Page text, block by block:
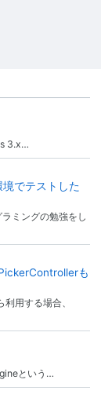
3.x…
でテストした
ミングの勉強をし
も
用する場合、
という…